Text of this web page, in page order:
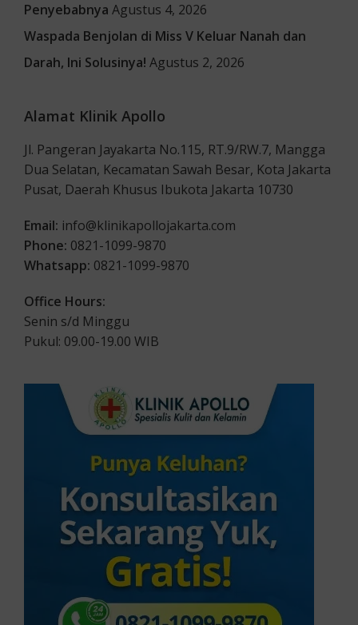
Penyebabnya Agustus 4, 2026
Waspada Benjolan di Miss V Keluar Nanah dan
Darah, Ini Solusinya! Agustus 2, 2026
Alamat Klinik Apollo
Jl. Pangeran Jayakarta No.115, RT.9/RW.7, Mangga
Dua Selatan, Kecamatan Sawah Besar, Kota Jakarta
Pusat, Daerah Khusus Ibukota Jakarta 10730
Email: info@klinikapollojakarta.com
Phone: 0821-1099-9870
Whatsapp: 0821-1099-9870
Office Hours:
Senin s/d Minggu
Pukul: 09.00-19.00 WIB